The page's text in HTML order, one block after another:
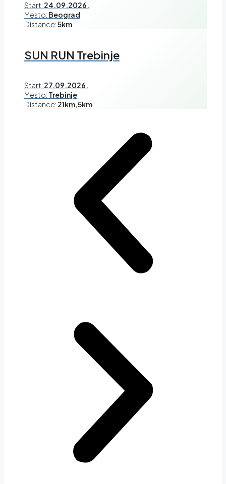
Start: 24.09.2026.
Mesto: Beograd
Distance:5km
SUN RUN Trebinje
Start: 27.09.2026.
Mesto: Trebinje
Distance: 21km,5km